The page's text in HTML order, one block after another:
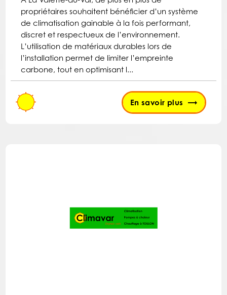
propriétaires souhaitent bénéficier d’un système
de climatisation gainable à la fois performant,
discret et respectueux de l’environnement.
L’utilisation de matériaux durables lors de
l’installation permet de limiter l’empreinte
carbone, tout en optimisant l...
En savoir plus